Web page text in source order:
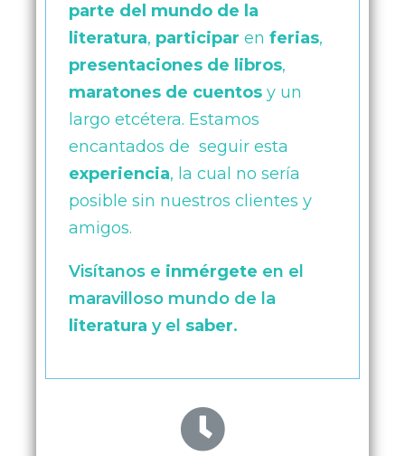
parte del mundo de la
literatura, participar en ferias,
presentaciones de libros,
maratones de cuentos y un
largo etcétera. Estamos
encantados de seguir esta
experiencia, la cual no sería
posible sin nuestros clientes y
amigos.
Visítanos e inmérgete en el
maravilloso mundo de la
literatura y el saber.